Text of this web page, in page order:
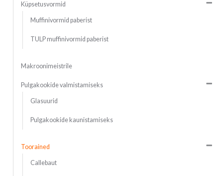
Küpsetusvormid
Muffinivormid paberist
TULP muffinivormid paberist
Makroonimeistrile
Pulgakookide valmistamiseks
Glasuurid
Pulgakookide kaunistamiseks
Toorained
Callebaut